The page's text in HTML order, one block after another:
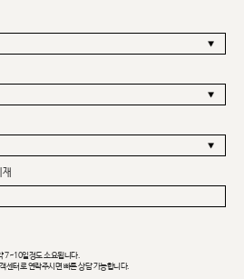
7~10일정도 소요됩니다.
센터로 연락주시면 빠른 상담 가능합니다.